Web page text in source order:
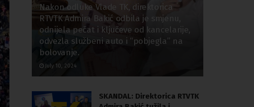
Nakon odluke Vlade TK, direktorica
RTVTK Admira Bakić odbila je smjenu,
odnijela pečat i ključeve od kancelarije,
odvezla službeni auto i “pobjegla” na
bolovanje.
July 10, 2024
SKANDAL: Direktorica RTVTK